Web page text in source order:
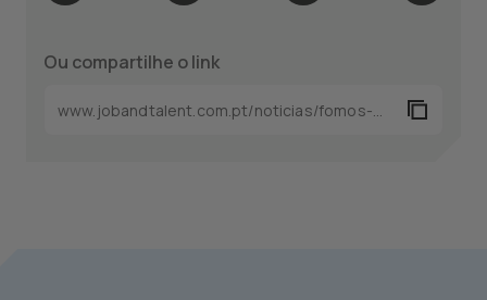
Ou compartilhe o link